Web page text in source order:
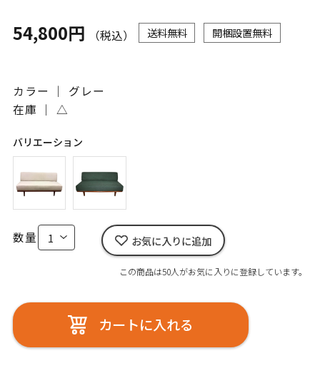
54,800円 （税込） 送料無料 開梱設置無料
カラー ｜ グレー
在庫 ｜ △
バリエーション
数量 お気に入りに追加
この商品は50人がお気に入りに登録しています。
カートに入れる